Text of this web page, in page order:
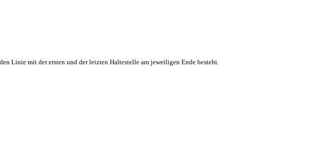
Linie mit der ersten und der letzten Haltestelle am jeweiligen Ende besteht.